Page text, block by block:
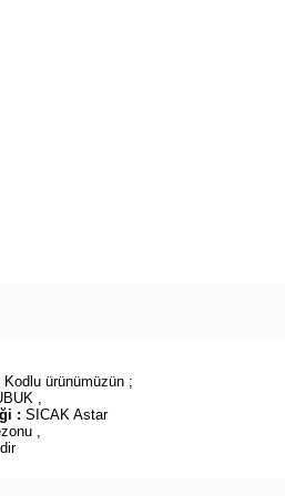
Kodlu ürünümüzün ;
,
: SICAK Astar
,